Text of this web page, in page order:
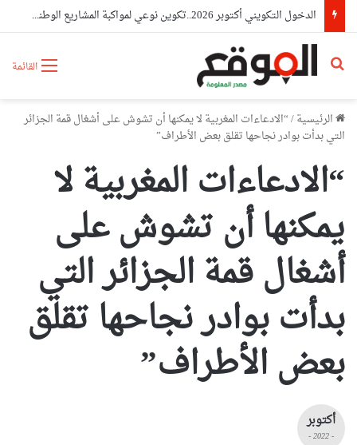
الدخول التكويني أكتوبر 2026..تكوين نوعي لمواكبة المشاريع الوطنية الكبرى
القائمة بحث عن
الرئيسية/“الادعاءات المغربية لا يمكنها أن تشوش على أشغال قمة الجزائر
التي بدأت بوادر نجاحها تقلق بعض الأطراف”
“الادعاءات المغربية لا
يمكنها أن تشوش على
أشغال قمة الجزائر التي
بدأت بوادر نجاحها تقلق
بعض الأطراف”
أكتوبر
- 2022 -